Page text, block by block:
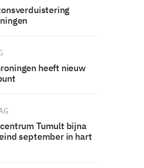
heeft nieuw
Tumult bijna
september in hart